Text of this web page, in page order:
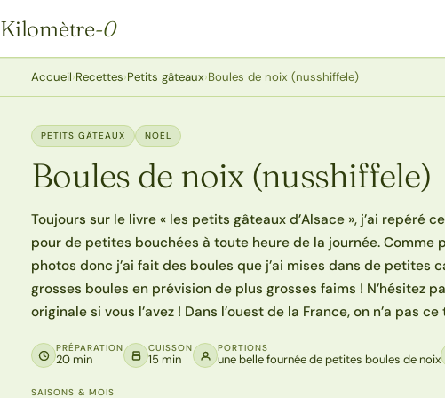
Kilomètre-0
Kilomètre-0
Accueil›Recettes›Petits gâteaux›Boules de noix (nusshiffele)
PETITS GÂTEAUX NOËL
Boules de noix (nusshiffele)
Toujours sur le livre « les petits gâteaux d’Alsace », j’ai repéré
pour de petites bouchées à toute heure de la journée. Comme
photos donc j’ai fait des boules que j’ai mises dans de petites
grosses boules en prévision de plus grosses faims ! N’hésitez
originale si vous l’avez ! Dans l’ouest de la France, on n’a pas
PRÉPARATION
20 min
CUISSON
15 min
PORTIONS
une belle fournée de petites boules de noix
SAISONS & MOIS